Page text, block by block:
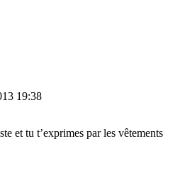
19:38
et tu t’exprimes par les vêtements